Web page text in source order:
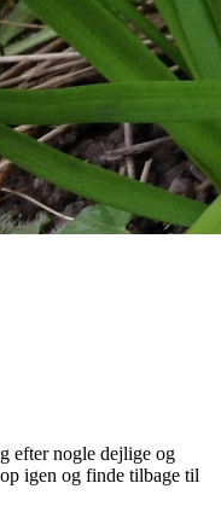
efter nogle dejlige og
igen og finde tilbage til